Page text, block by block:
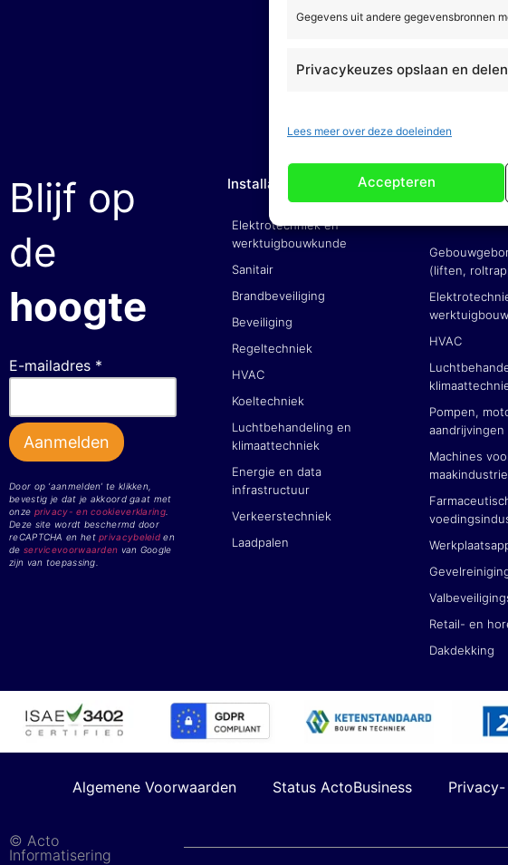
Gegevens uit andere gegevensbronnen
Privacykeuzes opslaan en
Lees meer over deze doeleinden
Accepteren
Security-beleid
Blijf op
de
hoogte
E-mailadres *
Door op ‘aanmelden’ te klikken,
bevestig je dat je akkoord gaat met
onze privacy- en cookieverklaring.
Deze site wordt beschermd door
reCAPTCHA en hetprivacybeleid en
de servicevoorwaarden van Google
zijn van toepassing.
Installatiebedrijven
Elektrotechniek en
werktuigbouwkunde
Sanitair
Brandbeveiliging
Beveiliging
Regeltechniek
HVAC
Koeltechniek
Luchtbehandeling en
klimaattechniek
Energie en data
infrastructuur
Verkeerstechniek
Laadpalen
Service en
(liften,
HVAC
Pompen,
aandrijvingen
Machines
maakindustrie
Retail- en
Dakdekking
Algemene Voorwaarden Status ActoBusiness
© Acto
Informatisering